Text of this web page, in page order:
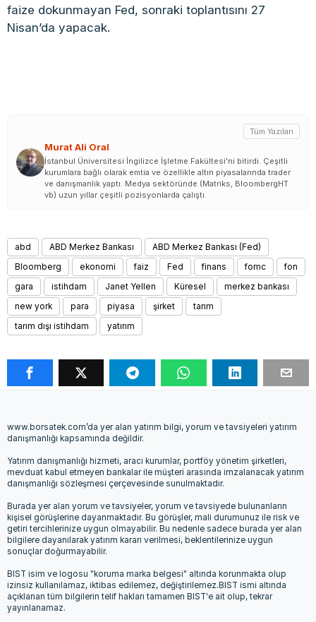
faize dokunmayan Fed, sonraki toplantısını 27
Nisan’da yapacak.
Murat Ali Oral
Tüm Yazıları
İstanbul Üniversitesi İngilizce İşletme Fakültesi'ni bitirdi. Çeşitli
kurumlara bağlı olarak emtia ve özellikle altın piyasalarında trader
ve danışmanlık yaptı. Medya sektöründe (Matriks, BloombergHT
vb) uzun yıllar çeşitli pozisyonlarda çalıştı.
abd ABD Merkez Bankası
ABD Merkez Bankası (Fed)
Bloomberg
ekonomi faiz Fed finans fomc
fon
gara
istihdam Janet Yellen Küresel
merkez bankası
new york
para piyasa şirket
tarım
tarım dışı istihdam
yatırım
www.borsatek.com’da yer alan yatırım bilgi, yorum ve tavsiyeleri yatırım
danışmanlığı kapsamında değildir.
Yatırım danışmanlığı hizmeti, aracı kurumlar, portföy yönetim şirketleri,
mevduat kabul etmeyen bankalar ile müşteri arasında imzalanacak yatırım
danışmanlığı sözleşmesi çerçevesinde sunulmaktadır.
Burada yer alan yorum ve tavsiyeler, yorum ve tavsiyede bulunanların
kişisel görüşlerine dayanmaktadır. Bu görüşler, mali durumunuz ile risk ve
getiri tercihlerinize uygun olmayabilir. Bu nedenle sadece burada yer alan
bilgilere dayanılarak yatırım kararı verilmesi, beklentilerinize uygun
sonuçlar doğurmayabilir.
BIST isim ve logosu "koruma marka belgesi" altında korunmakta olup
izinsiz kullanılamaz, iktibas edilemez, değiştirilemez.BIST ismi altında
açıklanan tüm bilgilerin telif hakları tamamen BIST'e ait olup, tekrar
yayınlanamaz.